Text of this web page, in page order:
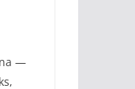
—